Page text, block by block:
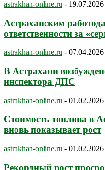
astrakhan-online.ru - 19.07.2026
Астраханским
ответственности за
astrakhan-online.ru - 07.04.2026
В Астрахани
инспектора ДПС
astrakhan-online.ru - 01.02.2026
Стоимость топлива в
вновь показывает рост
astrakhan-online.ru - 01.02.2026
Рекордный рост